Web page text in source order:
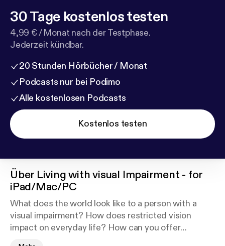
30 Tage kostenlos testen
4,99 € / Monat nach der Testphase.
Jederzeit kündbar.
20 Stunden Hörbücher / Monat
Podcasts nur bei Podimo
Alle kostenlosen Podcasts
Kostenlos testen
Über Living with visual Impairment - for
iPad/Mac/PC
What does the world look like to a person with a
visual impairment? How does restricted vision
impact on everyday life? How can you offer